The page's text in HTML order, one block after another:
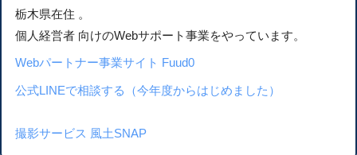
栃木県在住 。
個人経営者 向けのWebサポート事業をやっています。
Webパートナー事業サイト Fuud0
公式LINEで相談する（今年度からはじめました）
撮影サービス 風土SNAP